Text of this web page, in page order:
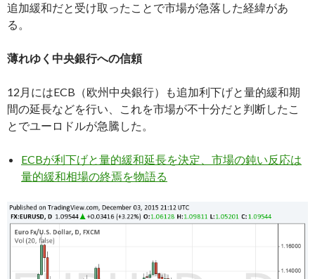
追加緩和だと受け取ったことで市場が急落した経緯があ
る。
薄れゆく中央銀行への信頼
12月にはECB（欧州中央銀行）も追加利下げと量的緩和期
間の延長などを行い、これを市場が不十分だと判断したこ
とでユーロドルが急騰した。
ECBが利下げと量的緩和延長を決定、市場の鈍い反応は
量的緩和相場の終焉を物語る